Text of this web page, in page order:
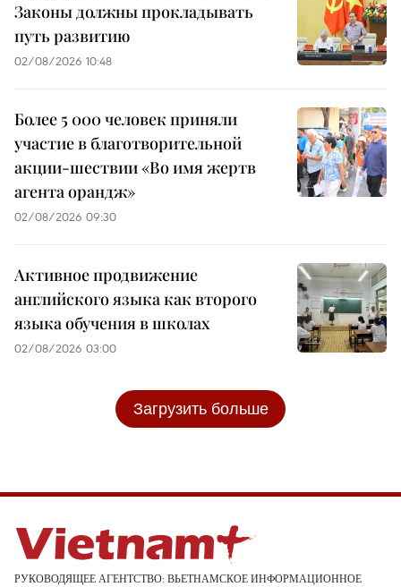
Законы должны прокладывать
путь развитию
02/08/2026 10:48
Более 5 000 человек приняли
участие в благотворительной
акции-шествии «Во имя жертв
агента орандж»
02/08/2026 09:30
Активное продвижение
английского языка как второго
языка обучения в школах
02/08/2026 03:00
Загрузить больше
РУКОВОДЯЩЕЕ АГЕНТСТВО: ВЬЕТНАМСКОЕ ИНФОРМАЦИОННОЕ